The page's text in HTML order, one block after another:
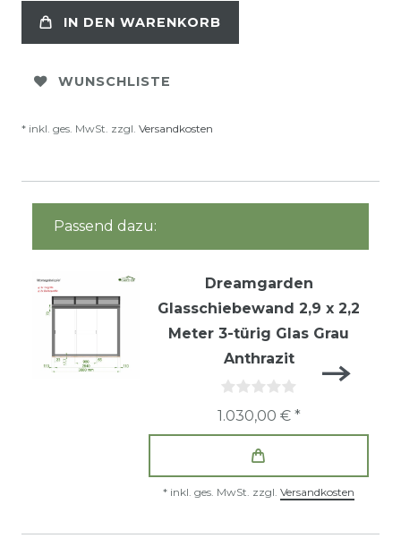
IN DEN WARENKORB
WUNSCHLISTE
* inkl. ges. MwSt. zzgl. Versandkosten
Passend dazu:
Dreamgarden
Glasschiebewand 2,9 x 2,2
Meter 3-türig Glas Grau
Anthrazit
1.030,00 € *
* inkl. ges. MwSt. zzgl. Versandkosten